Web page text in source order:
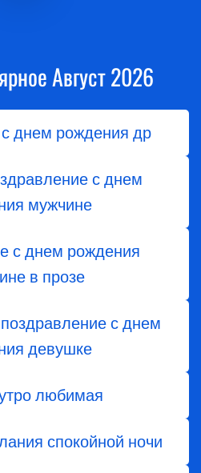
Август 2026
днем рождения др
с днем
мужчине
с днем рождения
в прозе
с днем
девушке
любимая
спокойной ночи